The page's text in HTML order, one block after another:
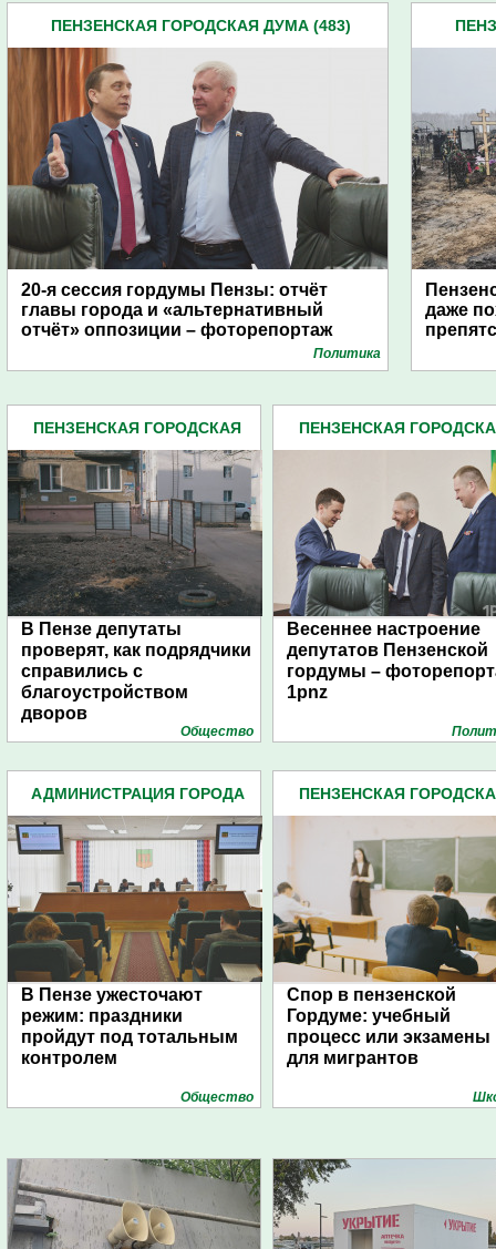
ПЕНЗЕНСКАЯ ГОРОДСКАЯ ДУМА (483)
20-я сессия гордумы Пензы: отчёт
главы города и «альтернативный
отчёт» оппозиции – фоторепортаж
Политика
даже
ПЕНЗЕНСКАЯ ГОРОДСКАЯ
В Пензе депутаты
проверят, как подрядчики
справились с
благоустройством
дворов
Общество
ПЕНЗЕНСКАЯ
Весеннее настроение
депутатов Пензенской
гордумы –
1pnz
АДМИНИСТРАЦИЯ ГОРОДА
В Пензе ужесточают
режим: праздники
пройдут под тотальным
контролем
Общество
ПЕНЗЕНСКАЯ
Спор в пензенской
Гордуме: учебный
процесс или экзамены
для мигрантов